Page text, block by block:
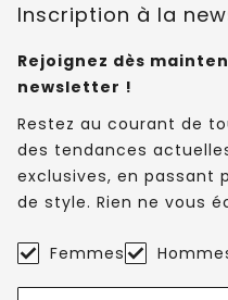
Inscription à la
Rejoignez dès
newsletter !
Restez au courant de
des tendances
exclusives, en passant
de style. Rien ne vous
Femmes